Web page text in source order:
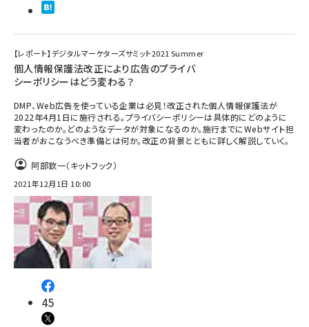
【レポート】デジタルマーケターズサミット2021 Summer
個人情報保護法改正により広告のプライバ
シーポリシーはどう変わる？
DMP、Web広告を使っている企業は必見！改正された個人情報保護法が
2022年4月1日に施行される。プライバシーポリシーは具体的にどのように
変わったのか。どのようなデータが対象になるのか。施行までにWebサイト担
当者がおこなうべき準備とは何か。改正の背景とともに詳しく解説していく。
阿部欽一（キットフック）
2021年12月1日 10:00
45